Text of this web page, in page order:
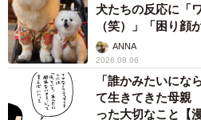
犬たちの反応に「
（笑）」「困り顔
ANNA
2026.08.06
「誰かみたいにな
て生きてきた母親
った大切なこと【漫